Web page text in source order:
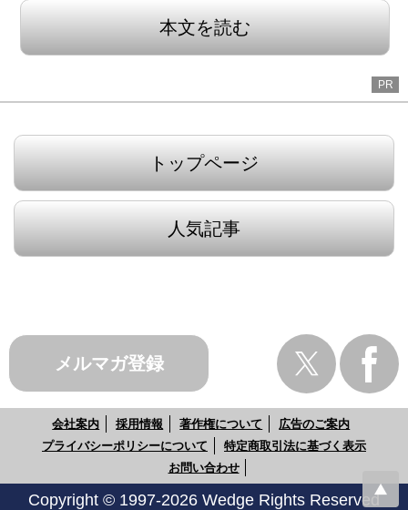
本文を読む
PR
トップページ
人気記事
メルマガ登録
会社案内 採用情報 著作権について
広告のご案内
プライバシーポリシーについて
特定商取引法に基づく表示
お問い合わせ
Copyright © 1997-2026 Wedge Rights Reserved